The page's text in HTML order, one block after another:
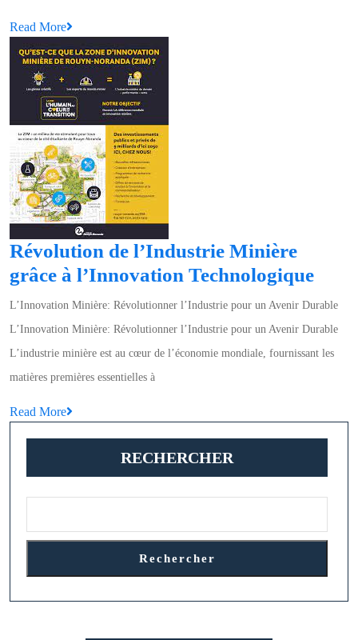
aux
Mille
Nuances
Read More
More
Révolution de l’Industrie Minière
grâce à l’Innovation Technologique
de
L’Innovation Minière: Révolutionner l’Industrie pour un Avenir Durable
L’Innovation Minière: Révolutionner l’Industrie pour un Avenir Durable
L’industrie minière est au cœur de l’économie mondiale, fournissant les
matières premières essentielles à
Read More
RECHERCHER
Rechercher